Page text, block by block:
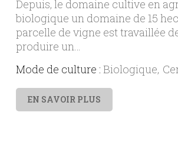
Depuis, le domaine cultive en
biologique un domaine de 15
parcelle de vigne est travaillée
produire un…
Mode de culture : Biologique
EN SAVOIR PLUS